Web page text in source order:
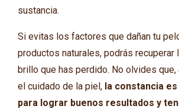
sustancia.
Si evitas los factores que dañan tu
productos naturales, podrás recuperar
brillo que has perdido. No olvides que,
el cuidado de la piel,la constancia
para lograr buenos resultados y